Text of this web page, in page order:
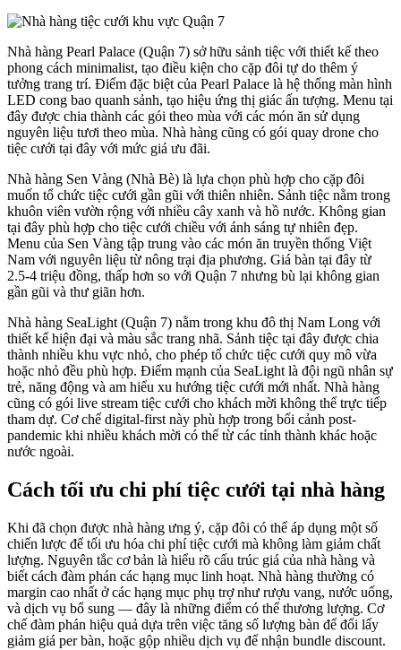
Nhà hàng Pearl Palace (Quận 7) sở hữu sảnh tiệc với thiết kế theo
phong cách minimalist, tạo điều kiện cho cặp đôi tự do thêm ý
tưởng trang trí. Điểm đặc biệt của Pearl Palace là hệ thống màn hình
LED cong bao quanh sảnh, tạo hiệu ứng thị giác ấn tượng. Menu tại
đây được chia thành các gói theo mùa với các món ăn sử dụng
nguyên liệu tươi theo mùa. Nhà hàng cũng có gói quay drone cho
tiệc cưới tại đây với mức giá ưu đãi.
Nhà hàng Sen Vàng (Nhà Bè) là lựa chọn phù hợp cho cặp đôi
muốn tổ chức tiệc cưới gần gũi với thiên nhiên. Sảnh tiệc nằm trong
khuôn viên vườn rộng với nhiều cây xanh và hồ nước. Không gian
tại đây phù hợp cho tiệc cưới chiều với ánh sáng tự nhiên đẹp.
Menu của Sen Vàng tập trung vào các món ăn truyền thống Việt
Nam với nguyên liệu từ nông trại địa phương. Giá bàn tại đây từ
2.5-4 triệu đồng, thấp hơn so với Quận 7 nhưng bù lại không gian
gần gũi và thư giãn hơn.
Nhà hàng SeaLight (Quận 7) nằm trong khu đô thị Nam Long với
thiết kế hiện đại và màu sắc trang nhã. Sảnh tiệc tại đây được chia
thành nhiều khu vực nhỏ, cho phép tổ chức tiệc cưới quy mô vừa
hoặc nhỏ đều phù hợp. Điểm mạnh của SeaLight là đội ngũ nhân sự
trẻ, năng động và am hiểu xu hướng tiệc cưới mới nhất. Nhà hàng
cũng có gói live stream tiệc cưới cho khách mời không thể trực tiếp
tham dự. Cơ chế digital-first này phù hợp trong bối cảnh post-
pandemic khi nhiều khách mời có thể từ các tỉnh thành khác hoặc
nước ngoài.
Cách tối ưu chi phí tiệc cưới tại nhà hàng
Khi đã chọn được nhà hàng ưng ý, cặp đôi có thể áp dụng một số
chiến lược để tối ưu hóa chi phí tiệc cưới mà không làm giảm chất
lượng. Nguyên tắc cơ bản là hiểu rõ cấu trúc giá của nhà hàng và
biết cách đàm phán các hạng mục linh hoạt. Nhà hàng thường có
margin cao nhất ở các hạng mục phụ trợ như rượu vang, nước uống,
và dịch vụ bổ sung — đây là những điểm có thể thương lượng. Cơ
chế đàm phán hiệu quả dựa trên việc tăng số lượng bàn để đổi lấy
giảm giá per bàn, hoặc gộp nhiều dịch vụ để nhận bundle discount.